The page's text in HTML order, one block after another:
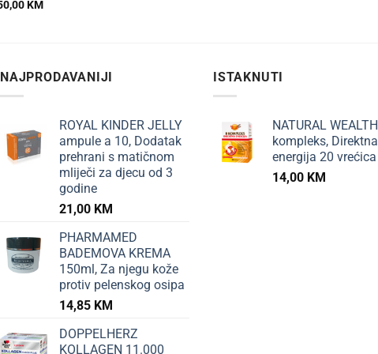
KM
NAJPRODAVANIJI
ROYAL KINDER JELLY
ampule a 10, Dodatak
prehrani s matičnom
mliječi za djecu od 3
godine
21,00 KM
PHARMAMED
BADEMOVA KREMA
150ml, Za njegu kože
protiv pelenskog osipa
14,85 KM
DOPPELHERZ
KOLLAGEN 11.000
ISTAKNUTI
NATURAL
kompleks, Direktna
energija 20 vrećica
14,00 KM